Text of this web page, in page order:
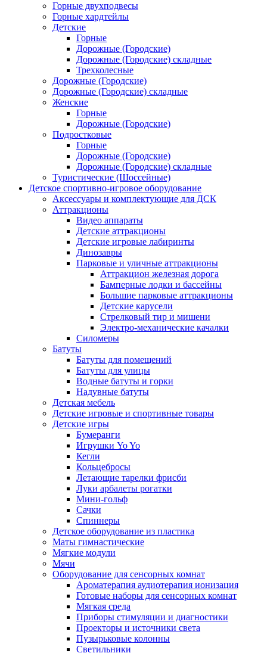
Горные двухподвесы
Горные хардтейлы
Детские
Горные
Дорожные (Городские)
Дорожные (Городские) складные
Трехколесные
Дорожные (Городские)
Дорожные (Городские) складные
Женские
Горные
Дорожные (Городские)
Подростковые
Горные
Дорожные (Городские)
Дорожные (Городские) складные
Туристические (Шоссейные)
Детское спортивно-игровое оборудование
Аксессуары и комплектующие для ДСК
Аттракционы
Видео аппараты
Детские аттракционы
Детские игровые лабиринты
Динозавры
Парковые и уличные аттракционы
Аттракцион железная дорога
Бамперные лодки и бассейны
Большие парковые аттракционы
Детские карусели
Стрелковый тир и мишени
Электро-механические качалки
Силомеры
Батуты
Батуты для помещений
Батуты для улицы
Водные батуты и горки
Надувные батуты
Детская мебель
Детские игровые и спортивные товары
Детские игры
Бумеранги
Игрушки Yo Yo
Кегли
Кольцебросы
Летающие тарелки фрисби
Луки арбалеты рогатки
Мини-гольф
Сачки
Спиннеры
Детское оборудование из пластика
Маты гимнастические
Мягкие модули
Мячи
Оборудование для сенсорных комнат
Ароматерапия аудиотерапия ионизация
Готовые наборы для сенсорных комнат
Мягкая среда
Приборы стимуляции и диагностики
Проекторы и источники света
Пузырьковые колонны
Светильники